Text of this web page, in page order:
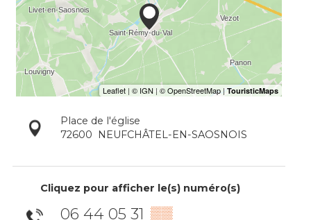
Place de l'église
72600
NEUFCHÂTEL-EN-SAOSNOIS
Cliquez pour afficher le(s) numéro(s)
06 44 05 31 ▒▒